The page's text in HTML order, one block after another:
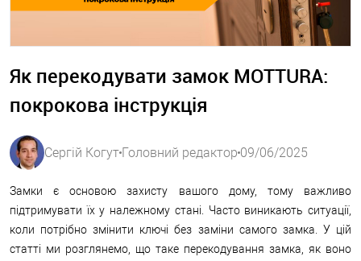
Як перекодувати замок MOTTURA:
покрокова інструкція
Сергій Когут Головний редактор 09/06/2025
Замки є основою захисту вашого дому, тому важливо
підтримувати їх у належному стані. Часто виникають ситуації,
коли потрібно змінити ключі без заміни самого замка. У цій
статті ми розглянемо, що таке перекодування замка, як воно